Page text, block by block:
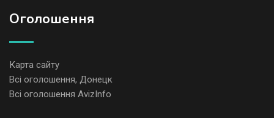
Оголошення
Карта сайту
Всі оголошення, Донецк
Всі оголошення AvizInfo